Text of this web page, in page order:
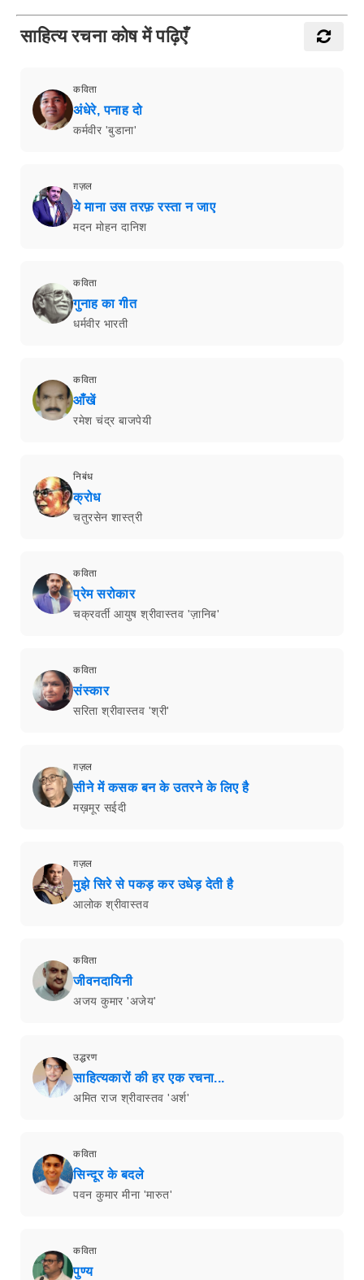
साहित्य रचना कोष में पढ़िएँ
कविता
अंधेरे, पनाह दो
कर्मवीर 'बुडाना'
ग़ज़ल
ये माना उस तरफ़ रस्ता न जाए
मदन मोहन दानिश
कविता
गुनाह का गीत
धर्मवीर भारती
कविता
आँखें
रमेश चंद्र बाजपेयी
निबंध
क्रोध
चतुरसेन शास्त्री
कविता
प्रेम सरोकार
चक्रवर्ती आयुष श्रीवास्तव 'ज़ानिब'
कविता
संस्कार
सरिता श्रीवास्तव 'श्री'
ग़ज़ल
सीने में कसक बन के उतरने के लिए है
मख़मूर सईदी
ग़ज़ल
मुझे सिरे से पकड़ कर उधेड़ देती है
आलोक श्रीवास्तव
कविता
जीवनदायिनी
अजय कुमार 'अजेय'
उद्धरण
साहित्यकारों की हर एक रचना...
अमित राज श्रीवास्तव 'अर्श'
कविता
सिन्दूर के बदले
पवन कुमार मीना 'मारुत'
कविता
पुण्य